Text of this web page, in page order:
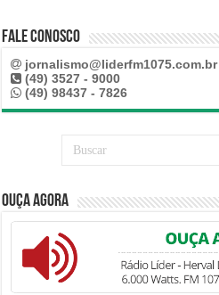
Fale Conosco
jornalismo@liderfm1075.com.br
(49) 3527 - 9000
(49) 98437 - 7826
Ouça Agora